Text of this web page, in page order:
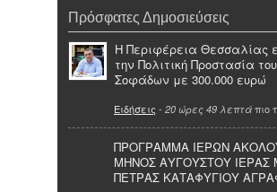
Πρόσφατες Δημοσιεύσεις
Η Περιφέρεια Θεσσαλίας
την Πολιτική Προστασία
Σοφάδων με 300.000 ευρώ
Ειδήσεις - 20 ώρες 49 λεπτά πιο
ΠΡΟΓΡΑΜΜΑ ΙΕΡΩΝ
ΜΗΝΟΣ ΑΥΓΟΥΣΤΟΥ ΙΕΡΑΣ
ΠΕΤΡΑΣ ΚΑΤΑΦΥΓΙΟΥ